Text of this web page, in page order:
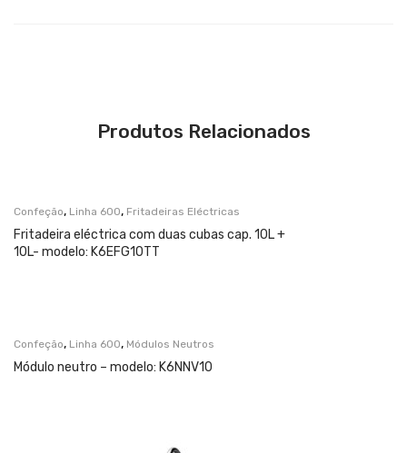
Produtos Relacionados
Confeção, Linha 600, Fritadeiras Eléctricas
Fritadeira eléctrica com duas cubas cap. 10L +
10L- modelo: K6EFG10TT
Confeção, Linha 600, Módulos Neutros
Módulo neutro – modelo: K6NNV10